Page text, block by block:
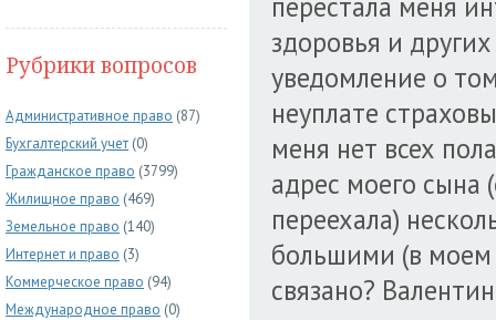
Рубрики вопросов
Административное право (87)
Бухгалтерский учет (0)
Гражданское право (3799)
Жилищное право (469)
Земельное право (140)
Интернет и право (3)
Коммерческое право (94)
Международное право (0)
здоровья и
уведомление о
неуплате
меня нет всех
адрес моего сына
переехала)
большими (в
связано?